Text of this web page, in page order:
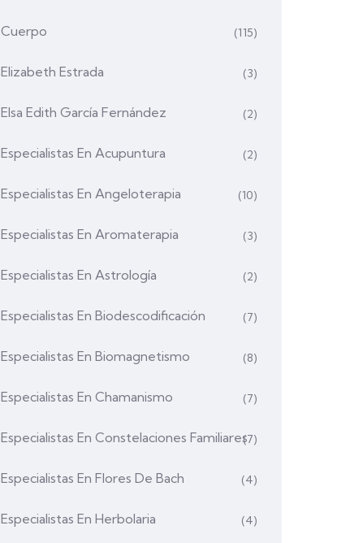
Cuerpo (115)
Elizabeth Estrada (3)
Elsa Edith García Fernández (2)
Especialistas En Acupuntura (2)
Especialistas En Angeloterapia (10)
Especialistas En Aromaterapia (3)
Especialistas En Astrología (2)
Especialistas En Biodescodificación (7)
Especialistas En Biomagnetismo (8)
Especialistas En Chamanismo (7)
Especialistas En Constelaciones Familiares(7)
Especialistas En Flores De Bach (4)
Especialistas En Herbolaria (4)